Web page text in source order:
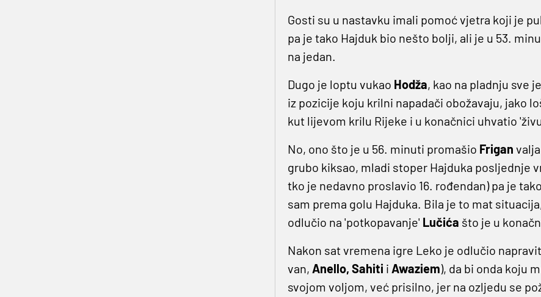
Gosti su u nastavku imali pomoć vjetra koji je
pa je tako Hajduk bio nešto bolji, ali je u 53.
na jedan.
Dugo je loptu vukao Hodža, kao na pladnju sve
iz pozicije koju krilni napadači obožavaju, jako
kut lijevom krilu Rijeke i u konačnici uhvatio
No, ono što je u 56. minuti promašio Frigan
grubo kiksao, mladi stoper Hajduka posljednje
tko je nedavno proslavio 16. rođendan) pa je
sam prema golu Hajduka. Bila je to mat
odlučio na 'potkopavanje' Lučića što je u
Nakon sat vremena igre Leko je odlučio
van, Anello, Sahiti i Awaziem), da bi onda koju
svojom voljom, već prisilno, jer na ozljedu se